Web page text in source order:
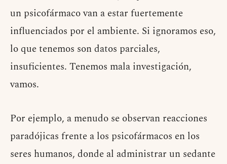
un psicofármaco van a estar fuertemente
influenciados por el ambiente. Si ignoramos eso,
lo que tenemos son datos parciales,
insuficientes. Tenemos mala investigación,
vamos.
Por ejemplo, a menudo se observan reacciones
paradójicas frente a los psicofármacos en los
seres humanos, donde al administrar un sedante